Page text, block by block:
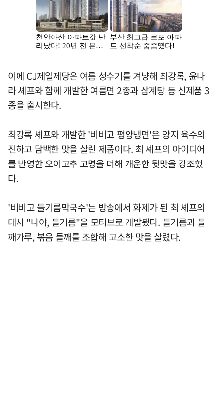
이에 CJ제일제당은 여름 성수기를 겨냥해 최강록, 윤나
라 셰프와 함께 개발한 여름면 2종과 삼계탕 등 신제품 3
종을 출시한다.
최강록 셰프와 개발한 '비비고 평양냉면'은 양지 육수의
진하고 담백한 맛을 살린 제품이다. 최 셰프의 아이디어
를 반영한 오이고추 고명을 더해 개운한 뒷맛을 강조했
다.
'비비고 들기름막국수'는 방송에서 화제가 된 최 셰프의
대사 "나야, 들기름"을 모티브로 개발됐다. 들기름과 들
깨가루, 볶음 들깨를 조합해 고소한 맛을 살렸다.